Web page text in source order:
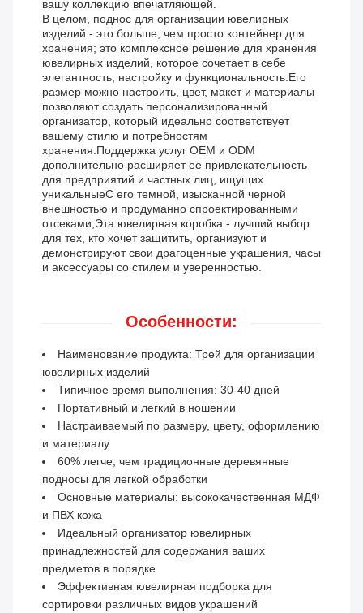
вашу коллекцию впечатляющей.
В целом, поднос для организации ювелирных
изделий - это больше, чем просто контейнер для
хранения; это комплексное решение для хранения
ювелирных изделий, которое сочетает в себе
элегантность, настройку и функциональность.Его
размер можно настроить, цвет, макет и материалы
позволяют создать персонализированный
организатор, который идеально соответствует
вашему стилю и потребностям
хранения.Поддержка услуг OEM и ODM
дополнительно расширяет ее привлекательность
для предприятий и частных лиц, ищущих
уникальныеС его темной, изысканной черной
внешностью и продуманно спроектированными
отсеками,Эта ювелирная коробка - лучший выбор
для тех, кто хочет защитить, организуют и
демонстрируют свои драгоценные украшения, часы
и аксессуары со стилем и уверенностью.
Особенности:
Наименование продукта: Трей для организации
ювелирных изделий
Типичное время выполнения: 30-40 дней
Портативный и легкий в ношении
Настраиваемый по размеру, цвету, оформлению
и материалу
60% легче, чем традиционные деревянные
подносы для легкой обработки
Основные материалы: высококачественная МДФ
и ПВХ кожа
Идеальный организатор ювелирных
принадлежностей для содержания ваших
предметов в порядке
Эффективная ювелирная подборка для
сортировки различных видов украшений